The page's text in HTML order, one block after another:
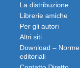
La distribuzione
Librerie amiche
Per gli autori
Altri siti
Download – Norme
editoriali